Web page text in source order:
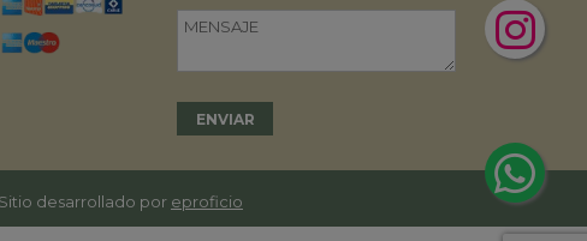
desarrollado por eproficio